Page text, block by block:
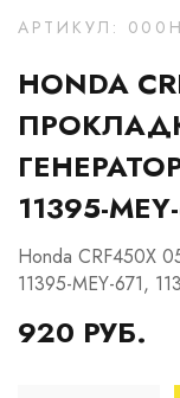
АРТИКУЛ:
HONDA
11395-
Honda CRF450X
11395-MEY-671,
920 РУБ.